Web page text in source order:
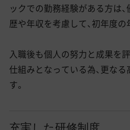
ックでの勤務経験がある方は
歴や年収を考慮して、初年度の
入職後も個人の努力と成果を
仕組みとなっている為、更な
す。